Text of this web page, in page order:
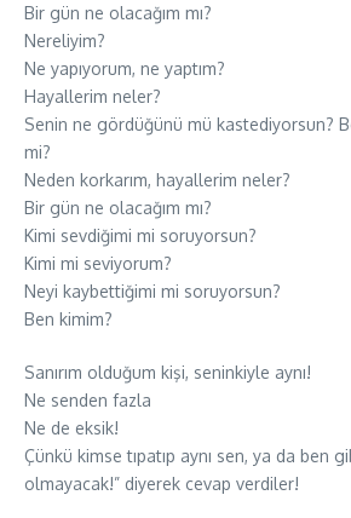
Bir gün ne olacağım mı?
Nereliyim?
Ne yapıyorum, ne yaptım?
Hayallerim neler?
Senin ne gördüğünü mü kastediyorsun?
mi?
Neden korkarım, hayallerim neler?
Bir gün ne olacağım mı?
Kimi sevdiğimi mi soruyorsun?
Kimi mi seviyorum?
Neyi kaybettiğimi mi soruyorsun?
Ben kimim?
Sanırım olduğum kişi, seninkiyle aynı!
Ne senden fazla
Ne de eksik!
Çünkü kimse tıpatıp aynı sen, ya da ben
olmayacak!” diyerek cevap verdiler!